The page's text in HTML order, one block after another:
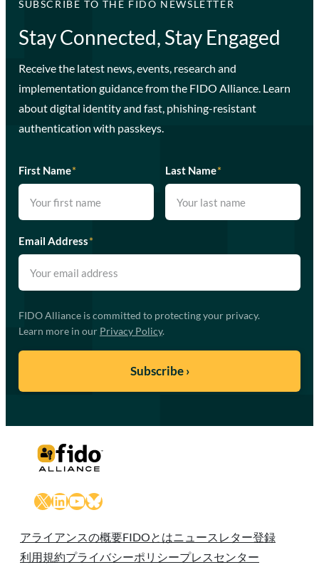
SUBSCRIBE TO THE FIDO NEWSLETTER
Stay Connected, Stay Engaged
Receive the latest news, events, research and
implementation guidance from the FIDO Alliance. Learn
about digital identity and fast, phishing-resistant
authentication with passkeys.
First Name* Last Name*
Email Address*
FIDO Alliance is committed to protecting your privacy.
Learn more in our Privacy Policy.
X LinkedIn
YouTube
Bluesky
アライアンスの概要FIDOとは ニュースレター登録
利用規約プライバシーポリシープレスセンター